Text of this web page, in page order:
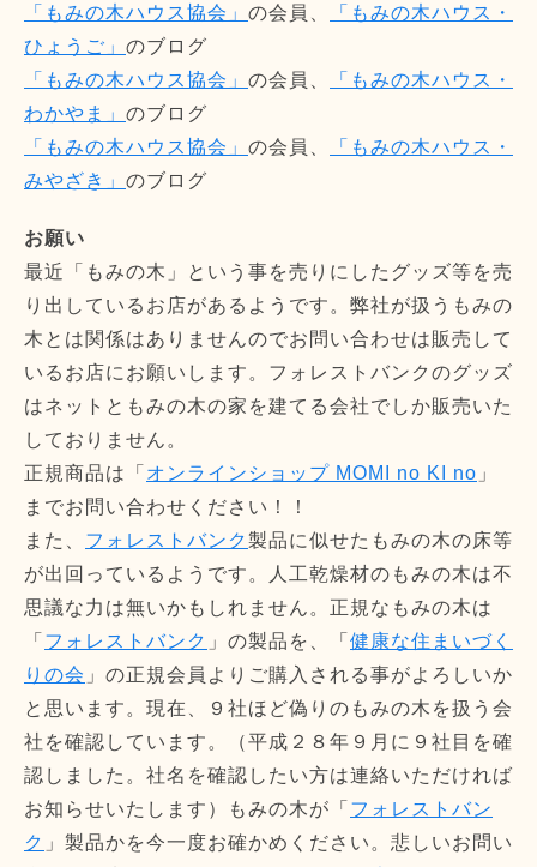
「もみの木ハウス協会」 の会員、
「もみの木ハウス・
ひょうご」 のブログ
「もみの木ハウス協会」 の会員、
「もみの木ハウス・
わかやま」 のブログ
「もみの木ハウス協会」 の会員、
「もみの木ハウス・
みやざき」 のブログ
お願い
最近「もみの木」という事を売りにしたグッズ等を売
り出しているお店があるようです。弊社が扱うもみの
木とは関係はありませんのでお問い合わせは販売して
いるお店にお願いします。フォレストバンクのグッズ
はネットともみの木の家を建てる会社でしか販売いた
しておりません。
正規商品は「 オンラインショップ MOMI no KI no 」
までお問い合わせください！！
また、 フォレストバンク製品に似せたもみの木の床等
が出回っているようです。人工乾燥材のもみの木は不
思議な力は無いかもしれません。正規なもみの木は
「 フォレストバンク 」の製品を、「 健康な住まいづく
りの会 」の正規会員よりご購入される事がよろしいか
と思います。現在、９社ほど偽りのもみの木を扱う会
社を確認しています。（平成２８年９月に９社目を確
認しました。社名を確認したい方は連絡いただければ
お知らせいたします）もみの木が「 フォレストバン
ク 」製品かを今一度お確かめください。悲しいお問い